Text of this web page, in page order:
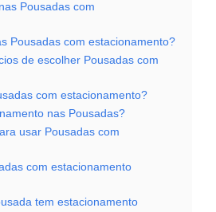
Pousadas com
Pousadas com estacionamento?
de escolher Pousadas com
com estacionamento?
nas Pousadas?
usar Pousadas com
com estacionamento
tem estacionamento